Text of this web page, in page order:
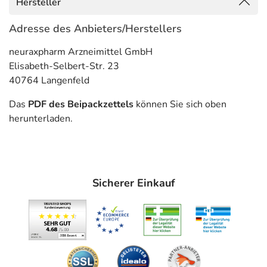
Gegenanzeigen
Was spricht gegen eine Anwendung?
Immer:
- Überempfindlichkeit gegen die Inhaltsstoffe
- Herz-Kreislauf-Erkrankungen, wie:
- Bluthochdruck
- Herzrhythmusstörung
- Arzneimittelmissbrauch, auch wenn er schon längere
Zeit zurückliegt
- Drogenabhängigkeit, auch wenn sie schon längere Zeit
- Eingeschränkte Nierenfunktion
Adresse des Anbieters/Herstellers
neuraxpharm Arzneimittel GmbH
Elisabeth-Selbert-Str. 23
40764 Langenfeld
Das PDF des Beipackzettels können Sie sich oben
herunterladen.
Sicherer Einkauf